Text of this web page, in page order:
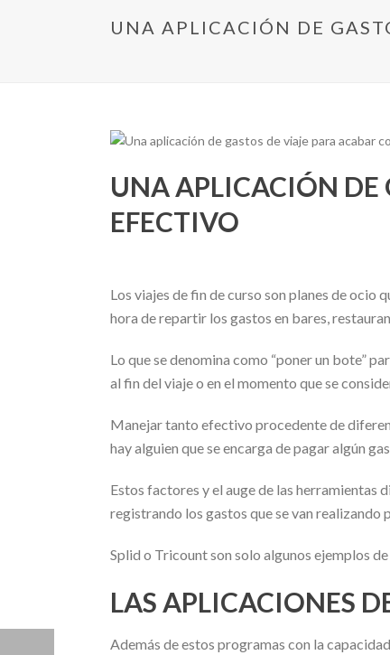
UNA APLICACIÓN DE
UNA APLICACIÓN DE
EFECTIVO
Los viajes de fin de curso son planes de ocio
hora de repartir los gastos en bares,
Lo que se denomina como “poner un bote”
al fin del viaje o en el momento que se
Manejar tanto efectivo procedente de
hay alguien que se encarga de pagar algún
Estos factores y el auge de las herramientas
registrando los gastos que se van
Splid o Tricount son solo algunos ejemplos
LAS APLICACIONES
Además de estos programas con la